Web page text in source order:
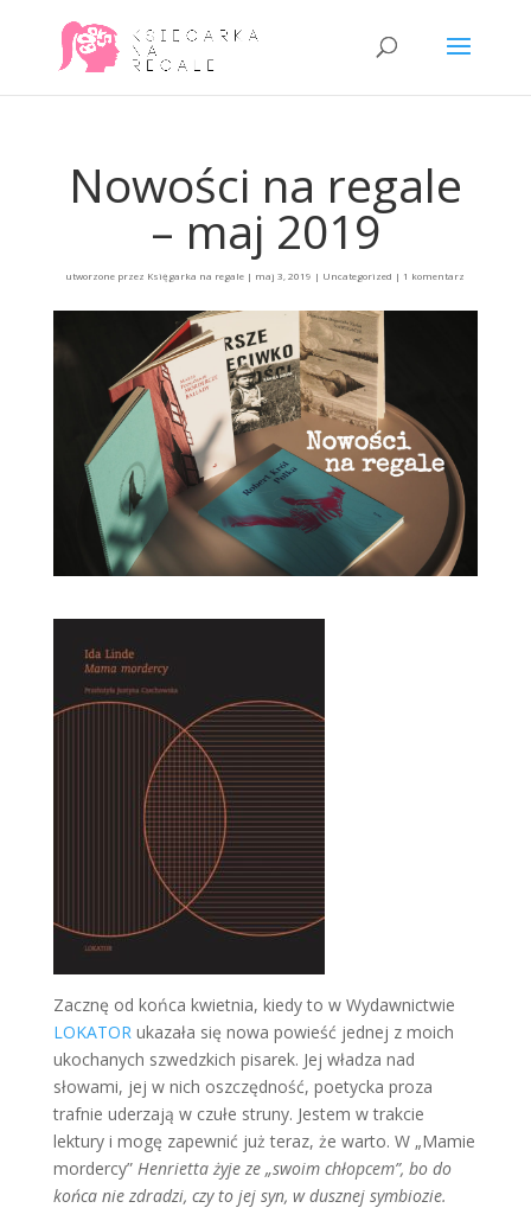
Nowości na regale
– maj 2019
utworzone przez Księgarka na regale | maj 3, 2019 | Uncategorized | 1 komentarz
Zacznę od końca kwietnia, kiedy to w Wydawnictwie
LOKATORukazała się nowa powieść jednej z moich
ukochanych szwedzkich pisarek. Jej władza nad
słowami, jej w nich oszczędność, poetycka proza
trafnie uderzają w czułe struny. Jestem w trakcie
lektury i mogę zapewnić już teraz, że warto. W „Mamie
mordercy” Henrietta żyje ze „swoim chłopcem”, bo do
końca nie zdradzi, czy to jej syn, w dusznej symbiozie.